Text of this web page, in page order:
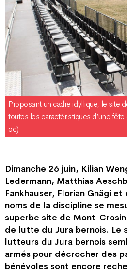
Proposant un cadre idyllique, le site
toutes les caractéristiques d’une
oo)
Dimanche 26 juin, Kilian
Ledermann, Matthias
Fankhauser, Florian Gnägi et
noms de la discipline se
superbe site de Mont-
de lutte du Jura bernois. Le
lutteurs du Jura bernois
armés pour décrocher des
bénévoles sont encore